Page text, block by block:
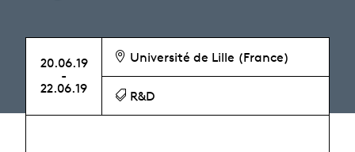
20.06.19
-
22.06.19
Université de Lille (France)
R&D